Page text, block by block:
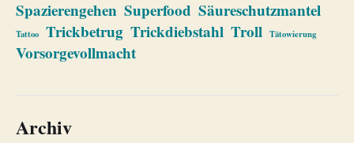
Spazierengehen Superfood Säureschutzmantel
Tattoo Trickbetrug Trickdiebstahl Troll Tätowierung
Vorsorgevollmacht
Archiv